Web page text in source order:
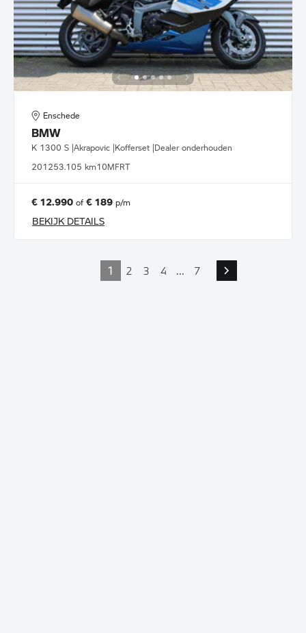
Enschede
BMW
K 1300 S |Akrapovic |Kofferset |Dealer onderhouden
201253.105 km10MFRT
€ 12.990 of € 189 p/m
BEKIJK DETAILS
1 2 3 4 ... 7